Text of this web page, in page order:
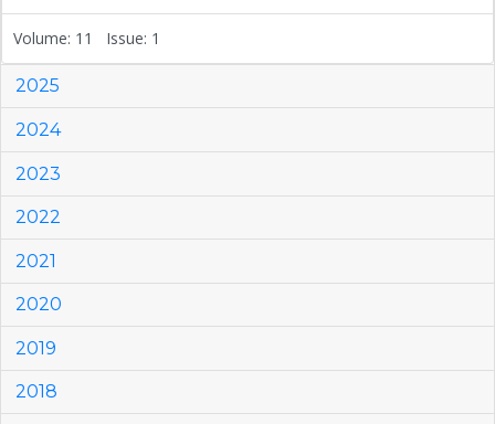
Volume: 11 Issue: 1
2025
2024
2023
2022
2021
2020
2019
2018